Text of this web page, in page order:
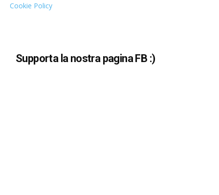
Cookie Policy
Supporta la nostra pagina FB :)